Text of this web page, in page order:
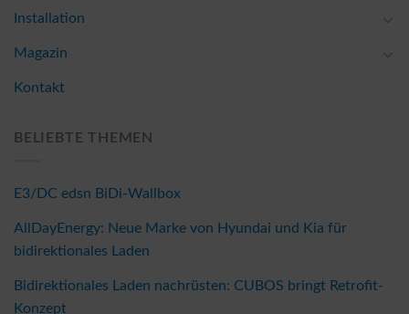
Installation
Magazin
Kontakt
BELIEBTE THEMEN
E3/DC edsn BiDi-Wallbox
AllDayEnergy: Neue Marke von Hyundai und Kia für
bidirektionales Laden
Bidirektionales Laden nachrüsten: CUBOS bringt Retrofit-
Konzept